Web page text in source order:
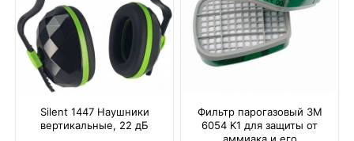
Silent 1447 Наушники
вертикальные, 22 дБ
Фильтр парогазовый 3M
6054 K1 для защиты от